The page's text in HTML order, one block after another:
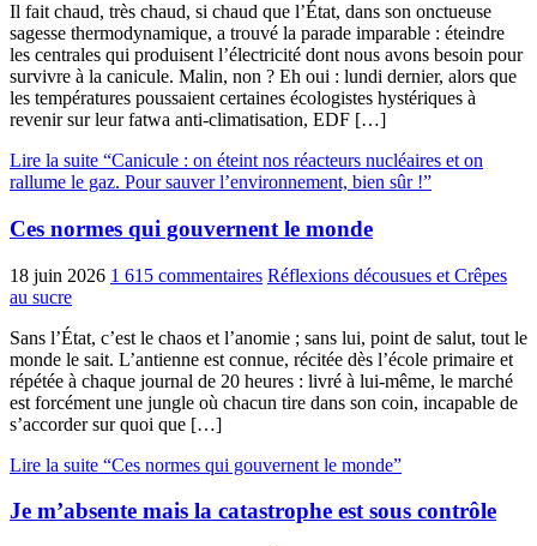
Il fait chaud, très chaud, si chaud que l’État, dans son onctueuse
sagesse thermodynamique, a trouvé la parade imparable : éteindre
les centrales qui produisent l’électricité dont nous avons besoin pour
survivre à la canicule. Malin, non ? Eh oui : lundi dernier, alors que
les températures poussaient certaines écologistes hystériques à
revenir sur leur fatwa anti-climatisation, EDF […]
Lire la suite “Canicule : on éteint nos réacteurs nucléaires et on
rallume le gaz. Pour sauver l’environnement, bien sûr !”
Ces normes qui gouvernent le monde
18 juin 2026 1 615 commentaires Réflexions décousues et Crêpes
au sucre
Sans l’État, c’est le chaos et l’anomie ; sans lui, point de salut, tout le
monde le sait. L’antienne est connue, récitée dès l’école primaire et
répétée à chaque journal de 20 heures : livré à lui-même, le marché
est forcément une jungle où chacun tire dans son coin, incapable de
s’accorder sur quoi que […]
Lire la suite “Ces normes qui gouvernent le monde”
Je m’absente mais la catastrophe est sous contrôle